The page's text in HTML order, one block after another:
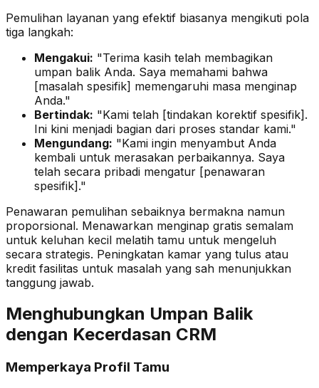
Pemulihan layanan yang efektif biasanya mengikuti pola
tiga langkah:
Mengakui: "Terima kasih telah membagikan
umpan balik Anda. Saya memahami bahwa
[masalah spesifik] memengaruhi masa menginap
Anda."
Bertindak: "Kami telah [tindakan korektif spesifik].
Ini kini menjadi bagian dari proses standar kami."
Mengundang: "Kami ingin menyambut Anda
kembali untuk merasakan perbaikannya. Saya
telah secara pribadi mengatur [penawaran
spesifik]."
Penawaran pemulihan sebaiknya bermakna namun
proporsional. Menawarkan menginap gratis semalam
untuk keluhan kecil melatih tamu untuk mengeluh
secara strategis. Peningkatan kamar yang tulus atau
kredit fasilitas untuk masalah yang sah menunjukkan
tanggung jawab.
Menghubungkan Umpan Balik
dengan Kecerdasan CRM
Memperkaya Profil Tamu